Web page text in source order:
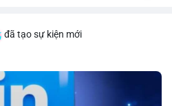
đã tạo sự kiện mới